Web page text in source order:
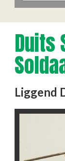
Duits